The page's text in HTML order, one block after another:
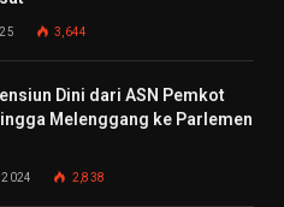
3,644
Dini dari ASN Pemkot
Melenggang ke Parlemen
2024 2,838